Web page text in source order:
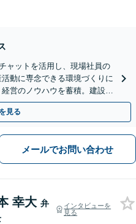
ャットを活用し、現場社員の
動に専念できる環境づくりに
営のノウハウを蓄積。建設・I
日・夜間対応】
見る
メールでお問い合わせ
幸大 弁
インタビューを
見る